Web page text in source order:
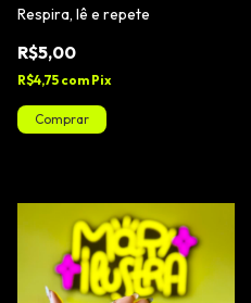
Respira, lê e repete
R$5,00
R$4,75 com Pix